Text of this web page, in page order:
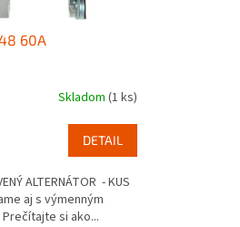
60A
Skladom (1 ks)
DETAIL
ALTERNÁTOR - KUS
aj s výmenným
si ako...